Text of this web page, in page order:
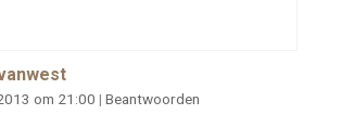
om 21:00 | Beantwoorden